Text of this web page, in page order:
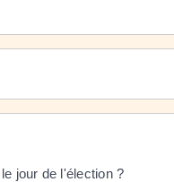
jour de l'élection ?